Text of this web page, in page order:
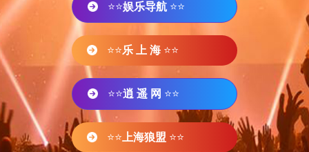
⭐⭐娱乐导航 ⭐⭐
⭐⭐乐 上 海 ⭐⭐
⭐⭐逍 遥 网 ⭐⭐
⭐⭐ 上海狼盟 ⭐⭐